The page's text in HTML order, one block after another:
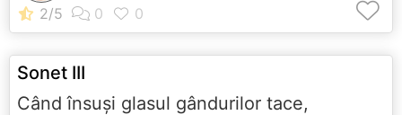
Sonet III
Când însuşi glasul gândurilor tace,